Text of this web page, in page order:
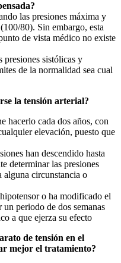
las presiones máxima y
80). Sin embargo, esta
de vista médico no existe
sistólicas y
de la normalidad sea cual
la tensión arterial?
hacerlo cada dos años, con
elevación, puesto que
han descendido hasta
determinar las presiones
alguna circunstancia o
o ha modificado el
periodo de dos semanas
a que ejerza su efecto
de tensión en el
mejor el tratamiento?